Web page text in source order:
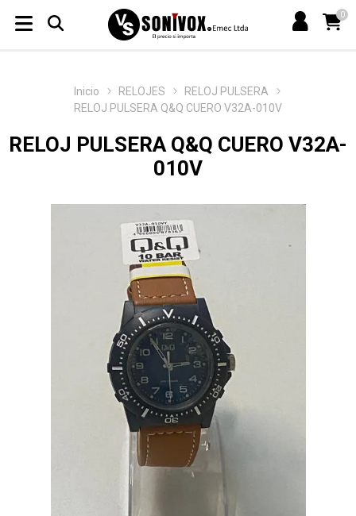
0
Inicio RELOJES
RELOJ PULSERA
RELOJ PULSERA Q&Q CUERO V32A-010V
RELOJ PULSERA Q&Q CUERO V32A-
010V